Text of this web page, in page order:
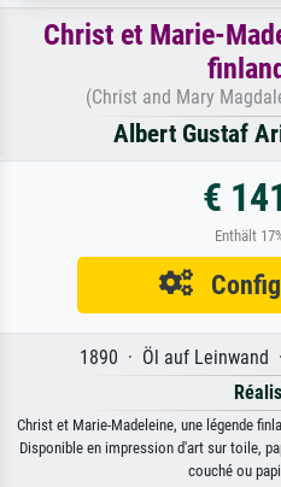
Christ et Marie-
(Christ and Mary
Albert Gustaf
€
Enthält
1890 · Öl auf Leinwand
Christ et Marie-Madeleine, une légende
Disponible en impression d'art sur toile,
couché ou